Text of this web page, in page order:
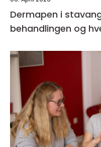
Dermapen i stavanger slik
behandlingen og